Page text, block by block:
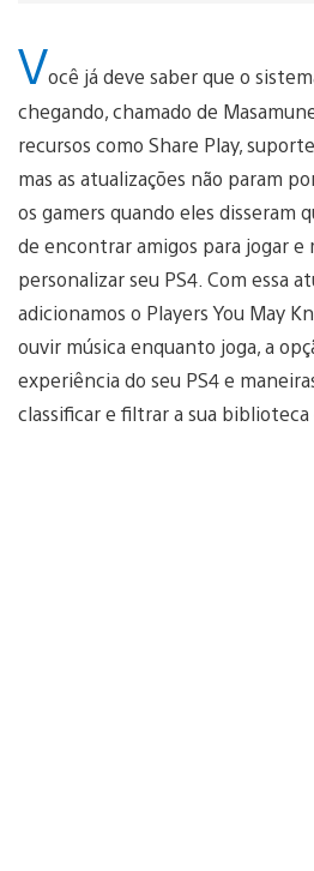
Você já deve saber que o
chegando, chamado de
recursos como Share Play,
mas as atualizações não param
os gamers quando eles disseram
de encontrar amigos para jogar e
personalizar seu PS4. Com essa
adicionamos o Players You May
ouvir música enquanto joga, a
experiência do seu PS4 e
classificar e filtrar a sua biblioteca